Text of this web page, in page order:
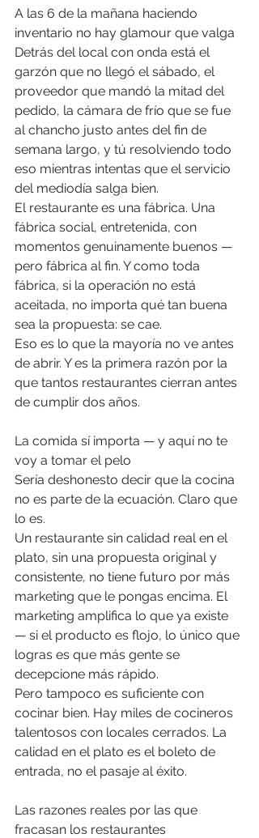
A las 6 de la mañana haciendo
inventario no hay glamour que valga
Detrás del local con onda está el
garzón que no llegó el sábado, el
proveedor que mandó la mitad del
pedido, la cámara de frío que se fue
al chancho justo antes del fin de
semana largo, y tú resolviendo todo
eso mientras intentas que el servicio
del mediodía salga bien.
El restaurante es una fábrica. Una
fábrica social, entretenida, con
momentos genuinamente buenos —
pero fábrica al fin. Y como toda
fábrica, si la operación no está
aceitada, no importa qué tan buena
sea la propuesta: se cae.
Eso es lo que la mayoría no ve antes
de abrir. Y es la primera razón por la
que tantos restaurantes cierran antes
de cumplir dos años.
La comida sí importa — y aquí no te
voy a tomar el pelo
Sería deshonesto decir que la cocina
no es parte de la ecuación. Claro que
lo es.
Un restaurante sin calidad real en el
plato, sin una propuesta original y
consistente, no tiene futuro por más
marketing que le pongas encima. El
marketing amplifica lo que ya existe
— si el producto es flojo, lo único que
logras es que más gente se
decepcione más rápido.
Pero tampoco es suficiente con
cocinar bien. Hay miles de cocineros
talentosos con locales cerrados. La
calidad en el plato es el boleto de
entrada, no el pasaje al éxito.
Las razones reales por las que
fracasan los restaurantes